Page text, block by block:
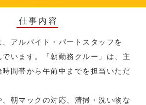
仕事内容
アルバイト・パートスタッフを
でいます。「朝勤務クルー」は、主
間帯から午前中までを担当いただ
朝マックの対応、清掃・洗い物な